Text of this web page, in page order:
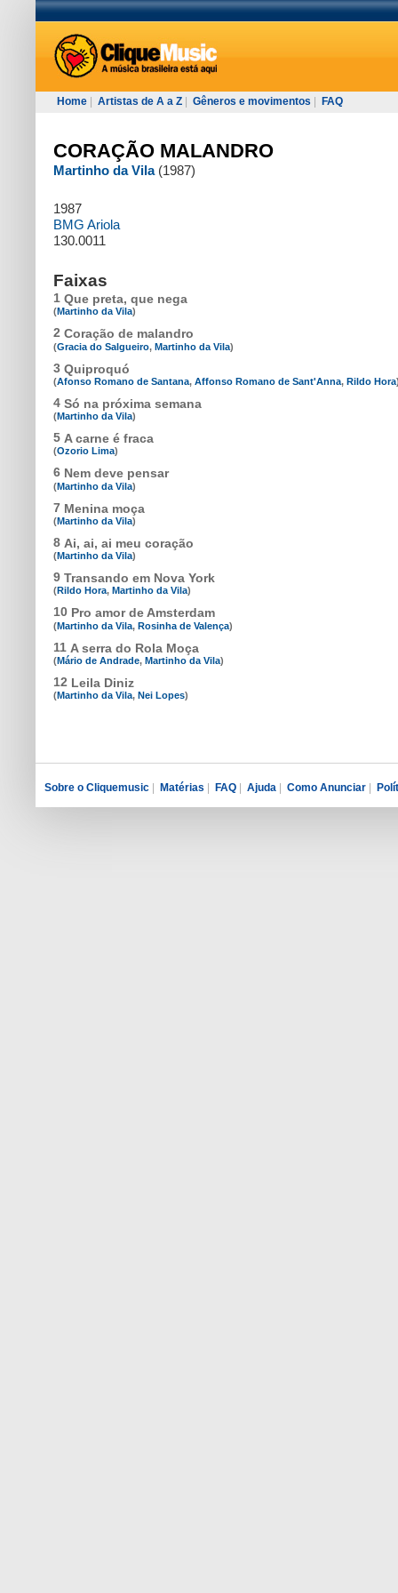
Home Artistas de A a Z Gêneros e movimentos FAQ
CORAÇÃO MALANDRO
Martinho da Vila (1987)
1987
BMG Ariola
130.0011
Faixas
1 Que preta, que nega
(Martinho da Vila)
2 Coração de malandro
(Gracia do Salgueiro, Martinho da Vila)
3 Quiproquó
(Afonso Romano de Santana, Affonso Romano de Sant'Anna, Rildo Hora
4 Só na próxima semana
(Martinho da Vila)
5 A carne é fraca
(Ozorio Lima)
6 Nem deve pensar
(Martinho da Vila)
7 Menina moça
(Martinho da Vila)
8 Ai, ai, ai meu coração
(Martinho da Vila)
9 Transando em Nova York
(Rildo Hora, Martinho da Vila)
10 Pro amor de Amsterdam
(Martinho da Vila, Rosinha de Valença)
11 A serra do Rola Moça
(Mário de Andrade, Martinho da Vila)
12 Leila Diniz
(Martinho da Vila, Nei Lopes)
Sobre o Cliquemusic Matérias FAQ Ajuda Como Anunciar